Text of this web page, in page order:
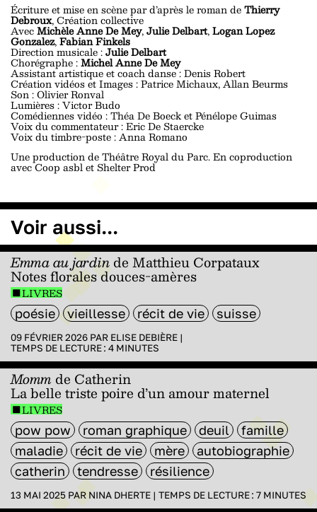
Écriture et mise en scène par d’après le roman deThierry
Debroux, Création collective
AvecMichèle Anne De Mey,Julie Delbart,Logan Lopez
Gonzalez,Fabian Finkels
Direction musicale :Julie Delbart
Chorégraphe :Michel Anne De Mey
Assistant artistique et coach danse : Denis Robert
Création vidéos et Images : Patrice Michaux, Allan Beurms
Son : Olivier Ronval
Lumières : Victor Budo
Comédiennes vidéo : Théa De Boeck et Pénélope Guimas
Voix du commentateur : Eric De Staercke
Voix du timbre-poste : Anna Romano
Une production de Théâtre Royal du Parc. En coproduction
avec Coop asbl et Shelter Prod
Voir aussi...
Emma au jardinde Matthieu Corpataux
Notes florales douces-amères
LIVRES
poésie vieillesse récit de vie suisse
09 FÉVRIER 2026 PAR ELISE DEBIÈRE |
TEMPS DE LECTURE : 4 MINUTES
Momm de Catherin
La belle triste poire d’un amour maternel
LIVRES
pow pow roman graphique deuil
famille
maladie
récit de vie mère
autobiographie
catherin
tendresse résilience
13 MAI 2025 PAR NINA DHERTE | TEMPS DE LECTURE : 7 MINUTES